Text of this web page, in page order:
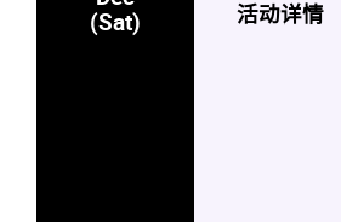
(Sat)
活动详情